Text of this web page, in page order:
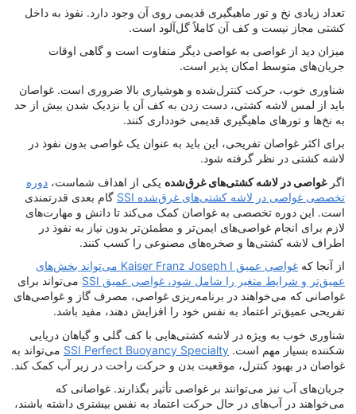
تعداد زیادی نخ و تور ماهیگیری قدیمی روی آن وجود دارد. نفوذ به داخل
کشتی مجاز نیست و کف آن کاملاً گل‌آلود است.
میزان دید از غواصی به غواصی دیگر متفاوت است و گاهی اوقات
جریان‌های متوسط ​​​​امکان پذیر است.
شناوری خوب، حرکت کنترل‌شده و هوشیاری بالا ضروری است. غواصان
باید از لمس لاشه کشتی، دست زدن به کف آن یا نزدیک شدن بیش از حد
به نخ‌ها و تورهای ماهیگیری قدیمی خودداری کنند.
برای اکثر غواصان تفریحی، این باید به عنوان یک غواصی بدون نفوذ در
لاشه کشتی در نظر گرفته شود.
اگرغواصی در لاشه کشتی‌های غرق‌شده یکی از اهداف شماست، دوره
تخصصی غواصی در لاشه کشتی‌های غرق‌شده SSI
گام بعدی قدرتمندی
است. این دوره تخصصی به غواصان کمک می‌کند تا دانش و مهارت‌های
لازم برای انجام غواصی‌های ایمن‌تر و مطمئن‌تر بدون نیاز به نفوذ در
اطراف لاشه کشتی‌ها و صخره‌های مصنوعی را کسب کنند.
از آنجا که
غواصی عمیق Kaiser Franz Joseph I می‌تواند بخش‌های
عمیق‌تر و شرایط متغیر را شامل شود، غواصی عمیق SSI
می‌تواند برای
غواصانی که می‌خواهند در برنامه‌ریزی غواصی، مصرف گاز و غواصی‌های
تفریحی عمیق‌تر اعتماد به نفس خود را افزایش دهند، مفید باشد.
شناوری خوب به ویژه در لاشه کشتی‌هایی با کف گلی و گیاهان دریایی
شکننده بسیار مهم است. SSI Perfect Buoyancy Specialty می‌تواند به
غواصان در بهبود کنترل، موقعیت بدن و حرکت راحت در زیر آب کمک کند.
جریان‌های آب نیز می‌توانند بر غواصی تأثیر بگذارند. غواصانی که
می‌خواهند در آب‌های در حال حرکت اعتماد به نفس بیشتری داشته باشند،